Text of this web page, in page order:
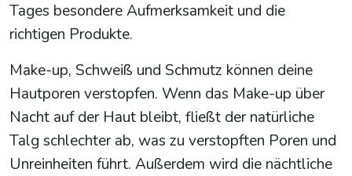
Tages besondere Aufmerksamkeit und die
richtigen Produkte.
Make-up, Schweiß und Schmutz können deine
Hautporen verstopfen. Wenn das Make-up über
Nacht auf der Haut bleibt, fließt der natürliche
Talg schlechter ab, was zu verstopften Poren und
Unreinheiten führt. Außerdem wird die nächtliche